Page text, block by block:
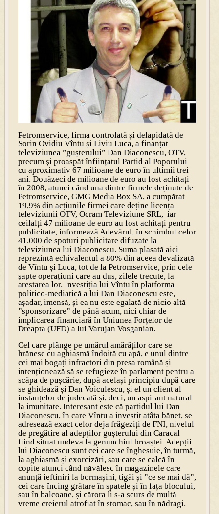
Petromservice, firma controlată și delapidată de
Sorin Ovidiu Vîntu și Liviu Luca, a finanțat
televiziunea ”gușterului” Dan Diaconescu, OTV,
precum și proaspăt înființatul Partid al Poporului
cu aproximativ 67 milioane de euro în ultimii trei
ani. Douăzeci de milioane de euro au fost achitați
în 2008, atunci când una dintre firmele deținute de
Petromservice, GMG Media Box SA, a cumpărat
19,9% din acțiunile firmei care deține licența
televiziunii OTV, Ocram Televiziune SRL, iar
ceilalți 47 milioane de euro au fost achitați pentru
publicitate, informează Adevărul, în schimbul celor
41.000 de spoturi publicitare difuzate la
televiziunea lui Diaconescu. Suma plasată aici
reprezintă echivalentul a 80% din aceea devalizată
de Vîntu și Luca, tot de la Petromservice, prin cele
șapte operațiuni care au dus, zilele trecute, la
arestarea lor. Investiția lui Vîntu în platforma
politico-mediatică a lui Dan Diaconescu este,
așadar, imensă, și ea nu este egalată de nicio altă
”sponsorizare” de până acum, nici chiar de
implicarea financiară în Uniunea Forțelor de
Dreapta (UFD) a lui Varujan Vosganian.
Cel care plânge pe umărul amărâților care se
hrănesc cu aghiasmă îndoită cu apă, e unul dintre
cei mai bogați infractori din presa română și
intenționează să se refugieze în parlament pentru a
scăpa de pușcărie, după același principiu după care
se ghidează și Dan Voiculescu, și el un client al
instanțelor de judecată și, deci, un aspirant natural
la imunitate. Interesant este că partidul lui Dan
Diaconescu, în care Vîntu a investit atâta bănet, se
adresează exact celor deja frăgeziți de FNI, nivelul
de pregătire al adepților gușterului din Caracal
fiind situat undeva la genunchiul broaștei. Adepții
lui Diaconescu sunt cei care se înghesuie, în turmă,
la aghiasmă și exorcizări, sau care se calcă în
copite atunci când năvălesc în magazinele care
anunță ieftiniri la bormașini, tigăi și ”ce se mai dă”,
cei care încing grătare în spatele și în fața blocului,
sau în balcoane, și cărora li s-a scurs de multă
vreme creierul atrofiat în stomac, sau în nădragi.